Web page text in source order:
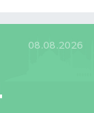
08.08.2026